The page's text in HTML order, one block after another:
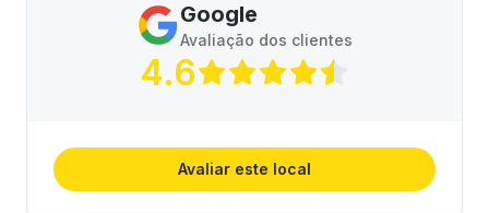
Google
Avaliação dos clientes
4.6
Avaliar este local